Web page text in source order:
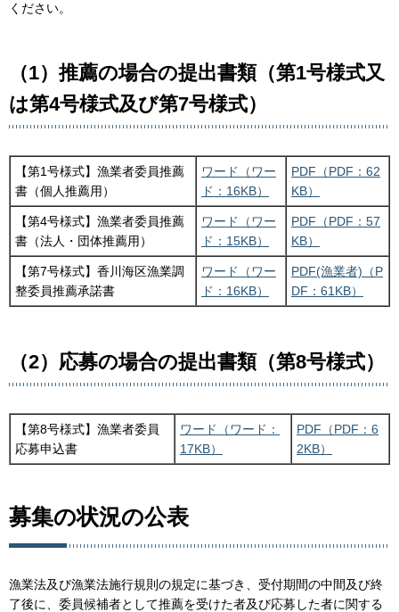
ください。
（1）推薦の場合の提出書類（第1号様式又
は第4号様式及び第7号様式）
【第1号様式】漁業者委員推薦
書（個人推薦用）
ワード（ワー
ド：16KB）
PDF（PDF：62
KB）
【第4号様式】漁業者委員推薦
書（法人・団体推薦用）
ワード（ワー
ド：15KB）
PDF（PDF：57
KB）
【第7号様式】香川海区漁業調
整委員推薦承諾書
ワード（ワー
ド：16KB）
PDF(漁業者)（P
DF：61KB）
（2）応募の場合の提出書類（第8号様式）
【第8号様式】漁業者委員
応募申込書
ワード（ワード：
17KB）
PDF（PDF：6
2KB）
募集の状況の公表
漁業法及び漁業法施行規則の規定に基づき、受付期間の中間及び終
了後に、委員候補者として推薦を受けた者及び応募した者に関する